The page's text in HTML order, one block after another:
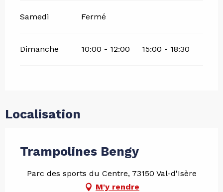
Samedi Fermé
Dimanche 10:00 - 12:00 15:00 - 18:30
Localisation
Trampolines Bengy
Parc des sports du Centre, 73150 Val-d'Isère
M'y rendre